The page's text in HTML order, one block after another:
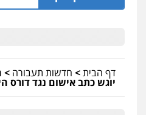
דף הבית> חדשות תעבורה >
יוגש כתב אישום נגד דורס